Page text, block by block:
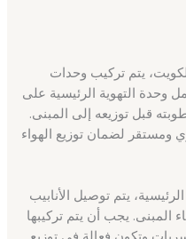
يتم تركيب وحدات
وحدة التهوية الرئيسية على
قبل توزيعه إلى المبنى.
ومستقر لضمان توزيع الهواء
يتم توصيل الأنابيب
المبنى. يجب أن يتم تركيبها
وتكون فعالة في توزيع